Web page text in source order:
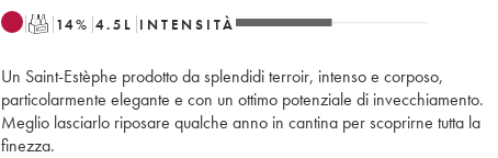
T 14% 4.5 L INTENSITÀ
Un Saint-Estèphe prodotto da splendidi terroir, intenso e corposo,
particolarmente elegante e con un ottimo potenziale di invecchiamento.
Meglio lasciarlo riposare qualche anno in cantina per scoprirne tutta la
finezza.